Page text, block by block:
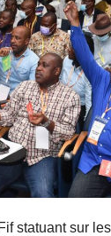
statuant sur